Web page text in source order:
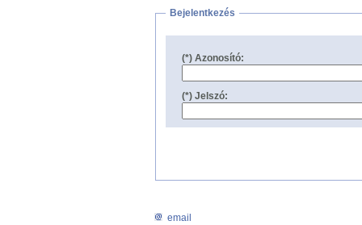
Bejelentkezés
(*) Azonosító:
(*) Jelszó:
email